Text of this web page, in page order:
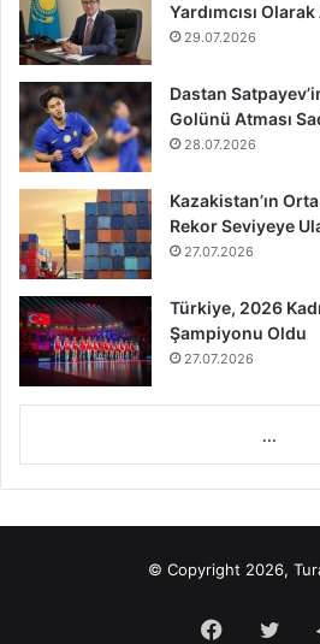
Yardımcısı Olarak
29.07.2026
Dastan
Golünü Atması
28.07.2026
Kazakistan’ın
Rekor Seviyeye
27.07.2026
Türkiye, 2026
Şampiyonu Oldu
27.07.2026
...
© Copyright 2026,